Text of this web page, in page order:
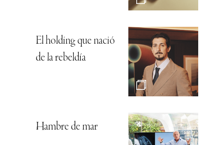
El holding que nació
de la rebeldía
Hambre de mar